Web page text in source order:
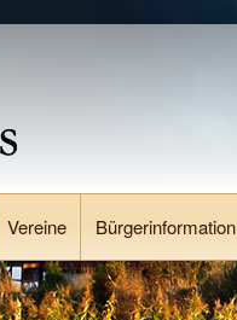
Vereine Bürgerinformation